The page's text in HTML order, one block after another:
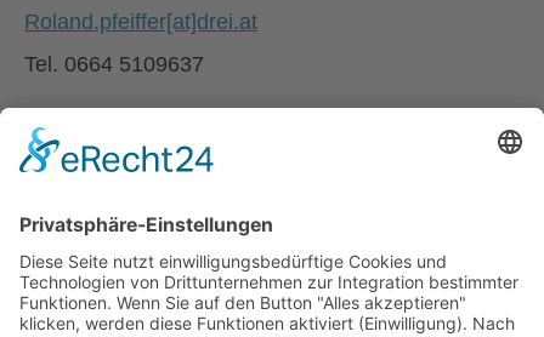
Roland.pfeiffer[at]drei.at
Tel. 0664 5109637
zurück